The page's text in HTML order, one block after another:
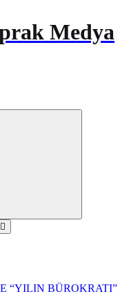
Medya
“YILIN BÜROKRATI”